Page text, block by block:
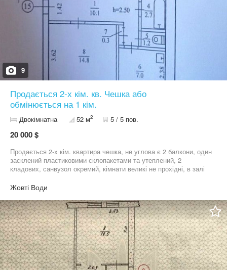
9
Продається 2-х кім. кв. Чешка або
обмінюється на 1 кім.
Двокімнатна 52 м2 5 / 5 пов.
20 000 $
Продається 2-х кім. квартира чешка, не углова є 2 балкони, один
засклений пластиковими склопакетами та утеплений, 2
кладових, санвузол окремий, кімнати великі не прохідні, в залі
освітлення. Квартира в хорошому стані, без боргів. Поруч
супермаркет, автостоянка, автовокзал. Можливий обмін на 1
кімнатну квартиру з доплатою. Реальному покупатель ТОРГ
06******11
Жовті Води